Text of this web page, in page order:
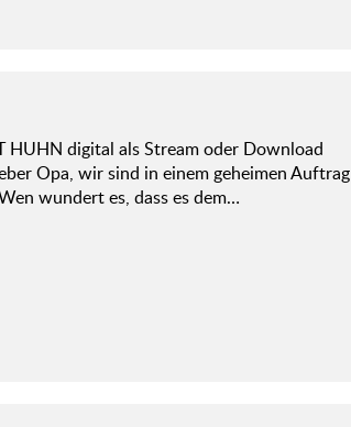
HUHN digital als Stream oder Download
Opa, wir sind in einem geheimen Auftrag
wundert es, dass es dem…